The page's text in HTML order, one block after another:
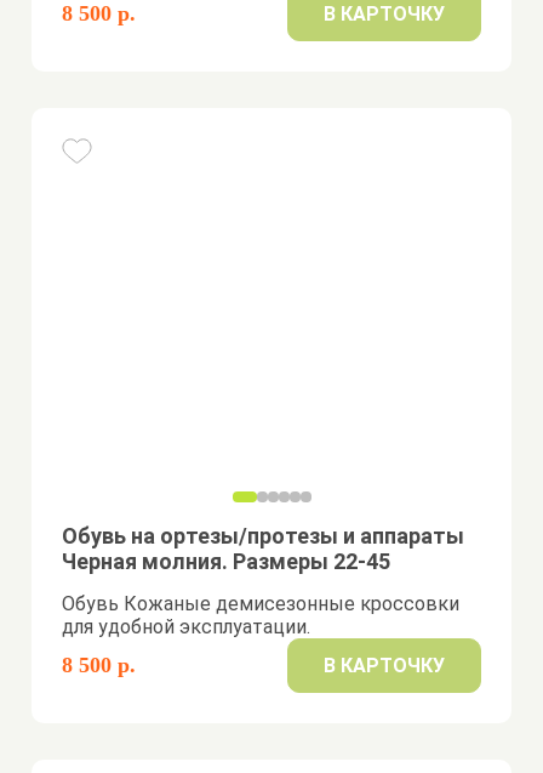
8 500 р. В КАРТОЧКУ
Обувь на ортезы/протезы и аппараты
Черная молния. Размеры 22-45
Обувь Кожаные демисезонные кроссовки
для удобной эксплуатации.
8 500 р. В КАРТОЧКУ